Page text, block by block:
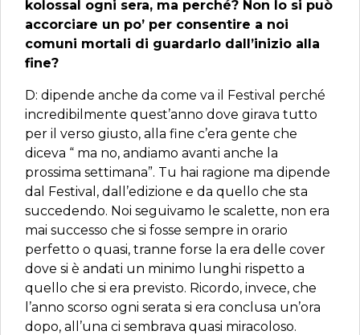
kolossal ogni sera, ma perché? Non lo si può
accorciare un po’ per consentire a noi
comuni mortali di guardarlo dall’inizio alla
fine?
D: dipende anche da come va il Festival perché
incredibilmente quest’anno dove girava tutto
per il verso giusto, alla fine c’era gente che
diceva “ ma no, andiamo avanti anche la
prossima settimana”. Tu hai ragione ma dipende
dal Festival, dall’edizione e da quello che sta
succedendo. Noi seguivamo le scalette, non era
mai successo che si fosse sempre in orario
perfetto o quasi, tranne forse la era delle cover
dove si è andati un minimo lunghi rispetto a
quello che si era previsto. Ricordo, invece, che
l’anno scorso ogni serata si era conclusa un’ora
dopo, all’una ci sembrava quasi miracoloso.